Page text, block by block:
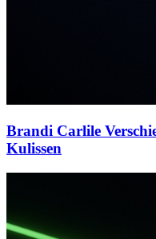
Brandi Carlile
Kulissen